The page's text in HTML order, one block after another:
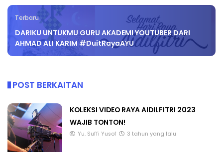
Terbaru
DARIKU UNTUKMU GURU AKADEMI YOUTUBER DARI
AHMAD ALI KARIM #DuitRayaAYU
POST BERKAITAN
KOLEKSI VIDEO RAYA AIDILFITRI 2023
WAJIB TONTON!
Yu. Suffi Yusof 3 tahun yang lalu